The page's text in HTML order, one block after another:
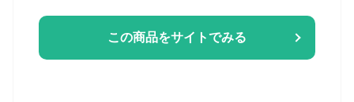
この商品をサイトでみる